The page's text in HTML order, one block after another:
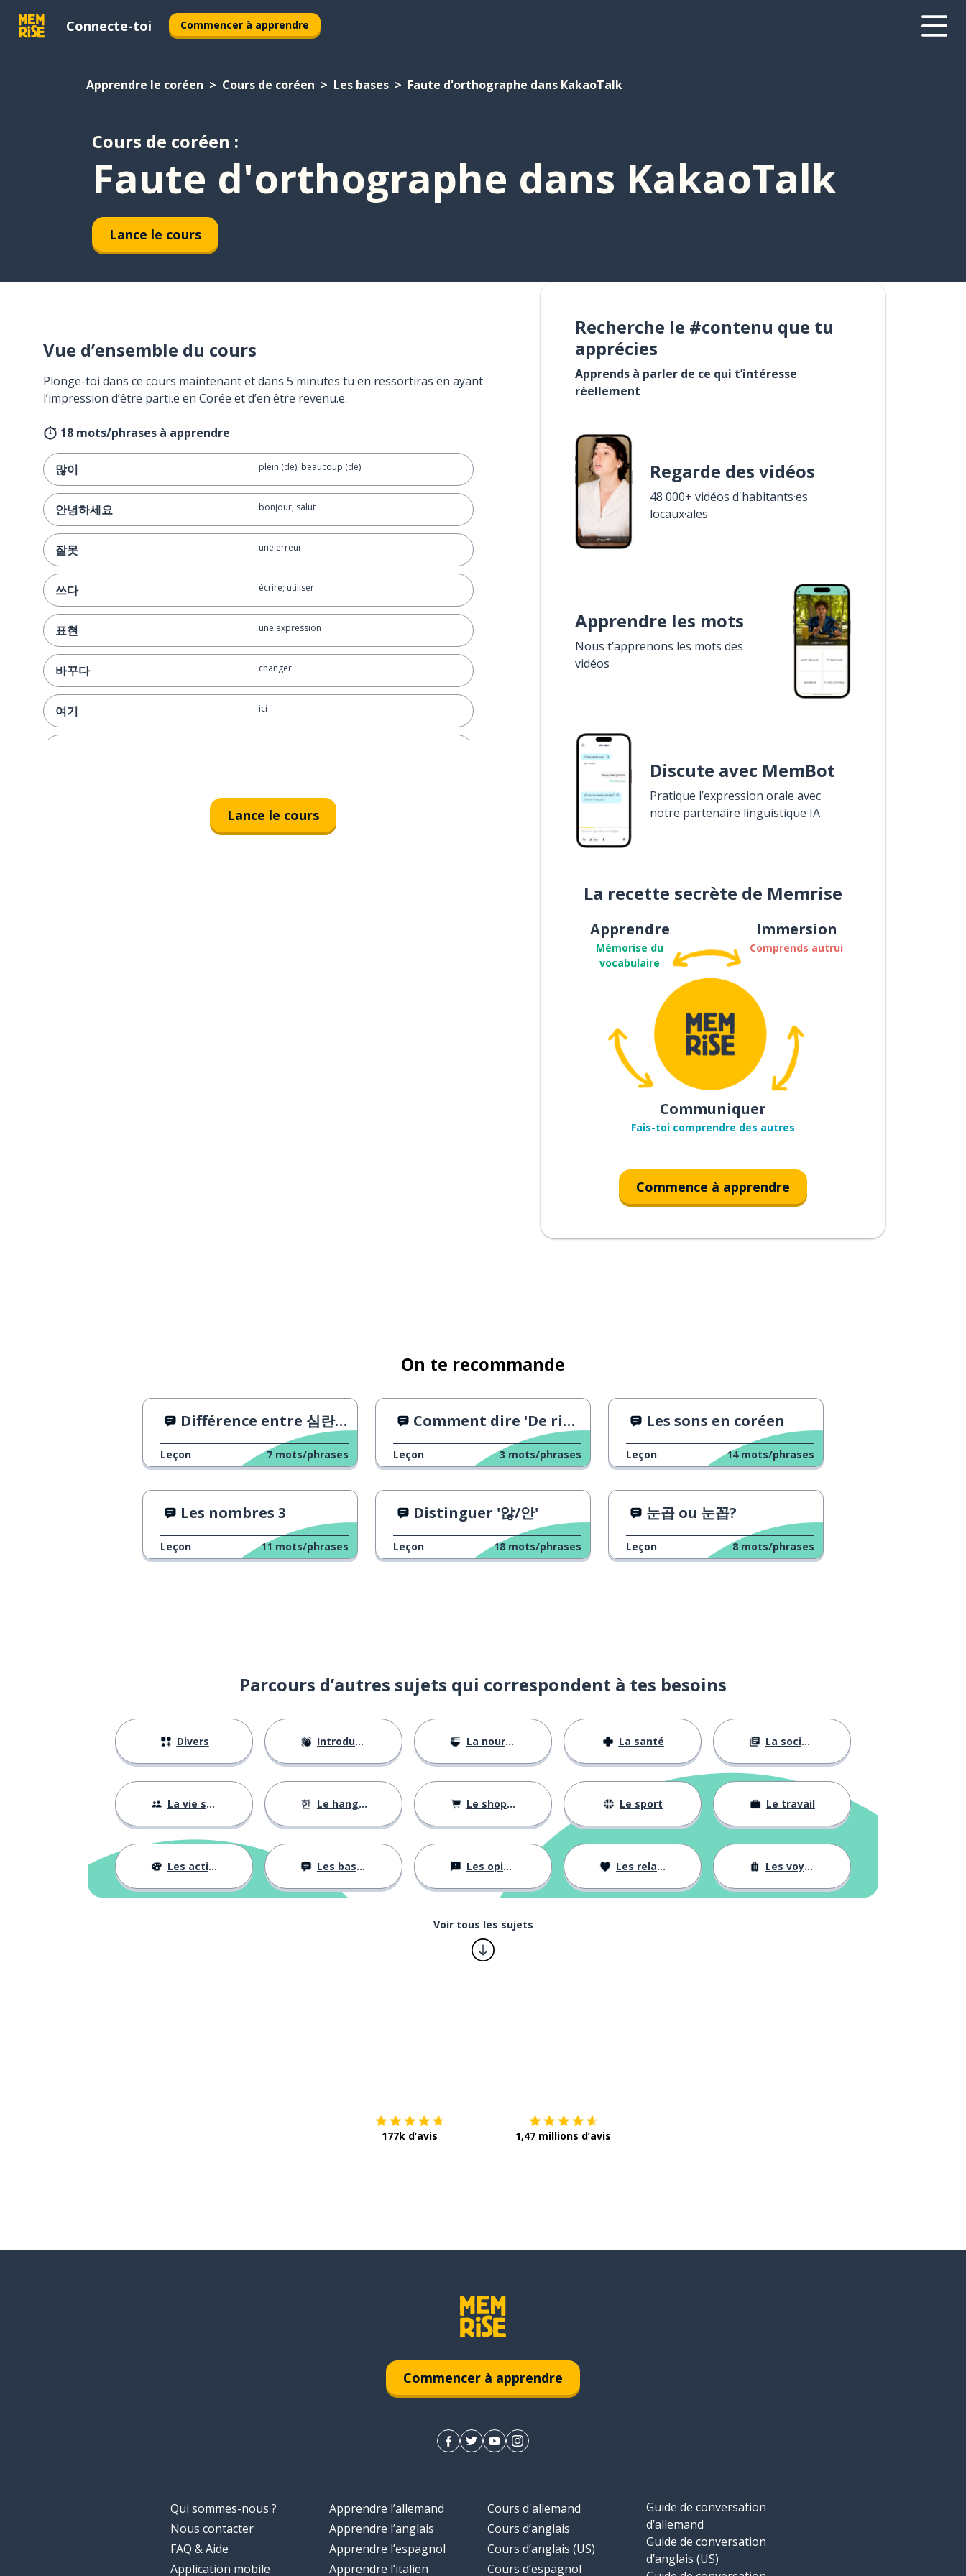
Connecte-toi Commencer à apprendre
Apprendre le coréen Cours de coréen Les bases Faute d'orthographe dans KakaoTalk
Cours de coréen :
Faute d'orthographe dans KakaoTalk
Lance le cours
Vue d’ensemble du cours
Plonge-toi dans ce cours maintenant et dans 5 minutes tu en ressortiras en ayant
l’impression d’être parti.e en Corée et d’en être revenu.e.
18 mots/phrases à apprendre
많이 plein (de); beaucoup (de)
안녕하세요 bonjour; salut
잘못 une erreur
쓰다 écrire; utiliser
표현 une expression
바꾸다 changer
여기 ici
rendez-vous (romantique)
Lance le cours
Recherche le #contenu que tu
apprécies
Apprends à parler de ce qui t’intéresse
réellement
Regarde des vidéos
48 000+ vidéos d'habitants·es
locaux·ales
Apprendre les mots
Nous t’apprenons les mots des
vidéos
Discute avec MemBot
Pratique l’expression orale avec
notre partenaire linguistique IA
La recette secrète de Memrise
Apprendre
Mémorise du
vocabulaire
Immersion
Comprends autrui
Communiquer
Fais-toi comprendre des autres
Commence à apprendre
On te recommande
Différence entre 심란 et 심난
Leçon 7 mots/phrases
Comment dire 'De rien'
Leçon 3 mots/phrases
Les sons en coréen
Leçon 14 mots/phrases
Les nombres 3
Leçon 11 mots/phrases
Distinguer '않/안'
Leçon 18 mots/phrases
눈곱 ou 눈꼽?
Leçon 8 mots/phrases
Parcours d’autres sujets qui correspondent à tes besoins
Divers Introductions La nourriture La santé La société
La vie sociale Le hangul Le shopping Le sport Le travail
Les activités Les bases Les opinions Les relations Les voyages
Voir tous les sujets
177k d’avis 1,47 millions d’avis
Commencer à apprendre
Qui sommes-nous ?
Nous contacter
FAQ & Aide
Application mobile
Apprendre l’allemand
Apprendre l’anglais
Apprendre l’espagnol
Apprendre l’italien
Cours d'allemand
Cours d’anglais
Cours d’anglais (US)
Cours d’espagnol
Guide de conversation
d’allemand
Guide de conversation
d’anglais (US)